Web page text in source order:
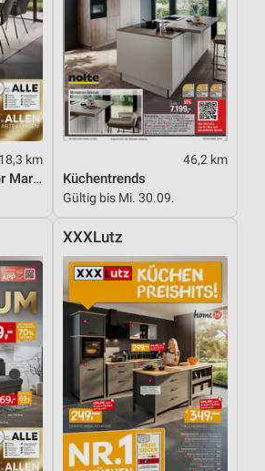
18,3 km
Spezial-Prospekt der Marken
46,2 km
Küchentrends
Gültig bis Mi. 30.09.
XXXLutz